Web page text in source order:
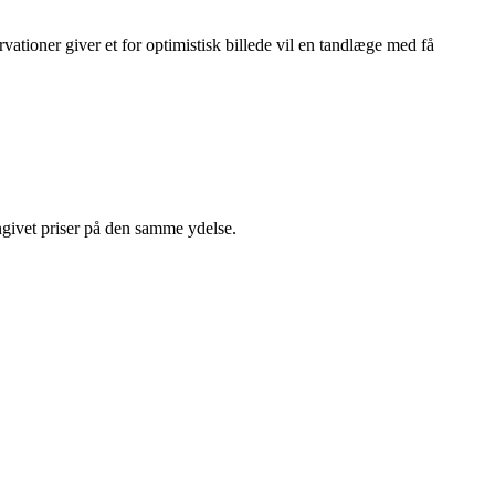
giver et for optimistisk billede vil en tandlæge med få
priser på den samme ydelse.